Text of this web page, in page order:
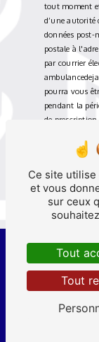
tout moment
d’une autorité
données post-
postale à
par courrier
pourra vous
pendant la
de
contentieux.
d'opposition
©Vistalid
Ce site
et vous
sur ceux
Tout
Tout